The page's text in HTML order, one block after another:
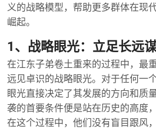
义的战略模型，帮助更多群体在现
崛起。
1、战略眼光：立足长远
在江东子弟卷土重来的过程中，最
远见卓识的战略眼光。对于任何一
眼光直接决定了其发展的方向和质
袭的首要条件便是站在历史的高度
在这个过程中，他们没有盲目跟风